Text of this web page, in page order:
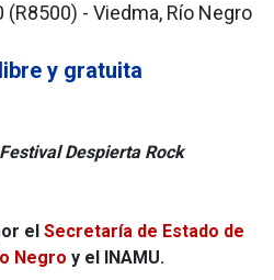
- Viedma, Río Negro
y gratuita
Despierta Rock
el Secretaría de Estado de
Negro y el INAMU.